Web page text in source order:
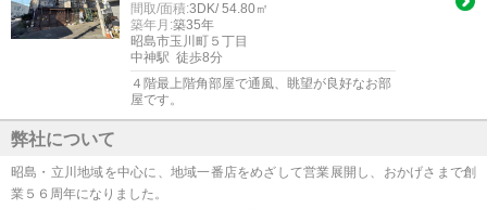
間取/面積:3DK/ 54.80㎡
築年月:築35年
昭島市玉川町５丁目
中神駅 徒歩8分
４階最上階角部屋で通風、眺望が良好なお部
屋です。
弊社について
昭島・立川地域を中心に、地域一番店をめざして営業展開し、おかげさまで創
業５６周年になりました。